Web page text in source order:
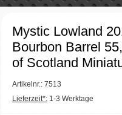
Mystic Lowland
Bourbon Barrel
of Scotland
Artikelnr.: 7513
Lieferzeit*: 1-3 Werktage